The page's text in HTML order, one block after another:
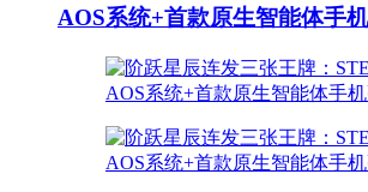
AOS系统+首款原生智能体手